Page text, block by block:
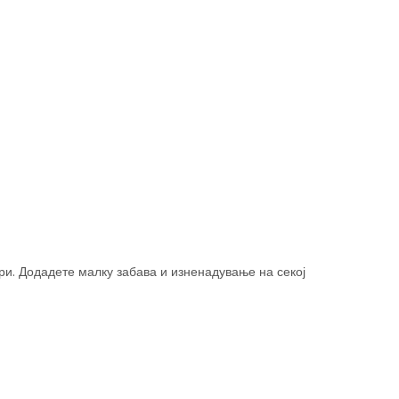
Додадете малку забава и изненадување на секој